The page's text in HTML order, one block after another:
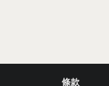
條款